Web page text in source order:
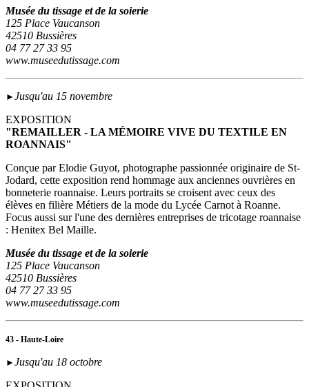
Musée du tissage et de la soierie
125 Place Vaucanson
42510 Bussières
04 77 27 33 95
www.museedutissage.com
► Jusqu'au 15 novembre
EXPOSITION
"REMAILLER - LA MÉMOIRE VIVE DU TEXTILE EN
ROANNAIS"
Conçue par Elodie Guyot, photographe passionnée originaire de St-
Jodard, cette exposition rend hommage aux anciennes ouvrières en
bonneterie roannaise. Leurs portraits se croisent avec ceux des
élèves en filière Métiers de la mode du Lycée Carnot à Roanne.
Focus aussi sur l'une des dernières entreprises de tricotage roannaise
: Henitex Bel Maille.
Musée du tissage et de la soierie
125 Place Vaucanson
42510 Bussières
04 77 27 33 95
www.museedutissage.com
43 - Haute-Loire
► Jusqu'au 18 octobre